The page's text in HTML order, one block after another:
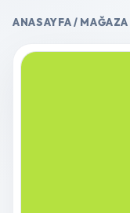
ANASAYFA/ MAĞAZA